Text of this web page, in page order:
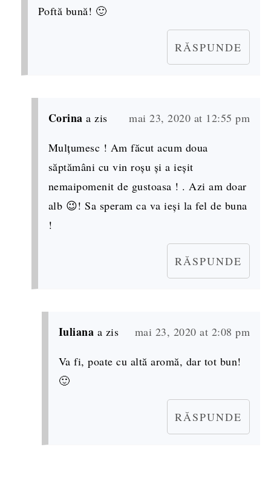
Poftă bună! 🙂
RĂSPUNDE
Corina a zis mai 23, 2020 at 12:55 pm
Mulțumesc ! Am făcut acum doua
săptămâni cu vin roșu și a ieșit
nemaipomenit de gustoasa ! . Azi am doar
alb 😉! Sa speram ca va ieși la fel de buna
!
RĂSPUNDE
Iuliana a zis mai 23, 2020 at 2:08 pm
Va fi, poate cu altă aromă, dar tot bun!
🙂
RĂSPUNDE